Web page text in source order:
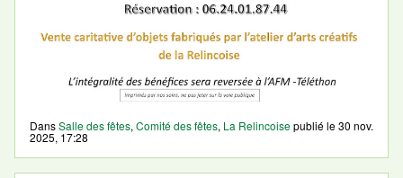
DansSalle des fêtes, Comité des fêtes, La Relincoisepublié le30 nov.
2025, 17:28